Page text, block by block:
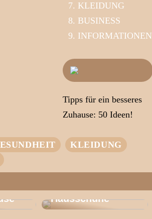
KLEIDUNG
BUSINESS
INFORMATIONEN
Tipps für ein besseres
Zuhause: 50 Ideen!
KLEIDUNG
Das Geheimnis
Wärme
Hausschuhe